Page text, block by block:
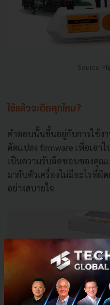
Source:
ใช้แล้วจะติดคุกไหม?
คำตอบนั้นขึ้นอยู่กับการใช้ง
ดัดแปลง firmware เพื่อเอา
เป็นความรับผิดชอบของคุณ
มากับตัวเครื่องไม่มีอะไรที่ผิ
อย่างสบายใจ